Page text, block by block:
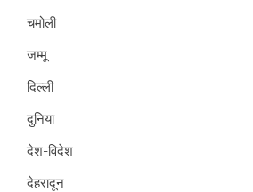
चमोली
जम्मू
दिल्ली
दुनिया
देश-विदेश
देहरादून